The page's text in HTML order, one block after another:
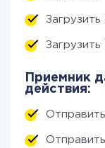
Приемник
действия: